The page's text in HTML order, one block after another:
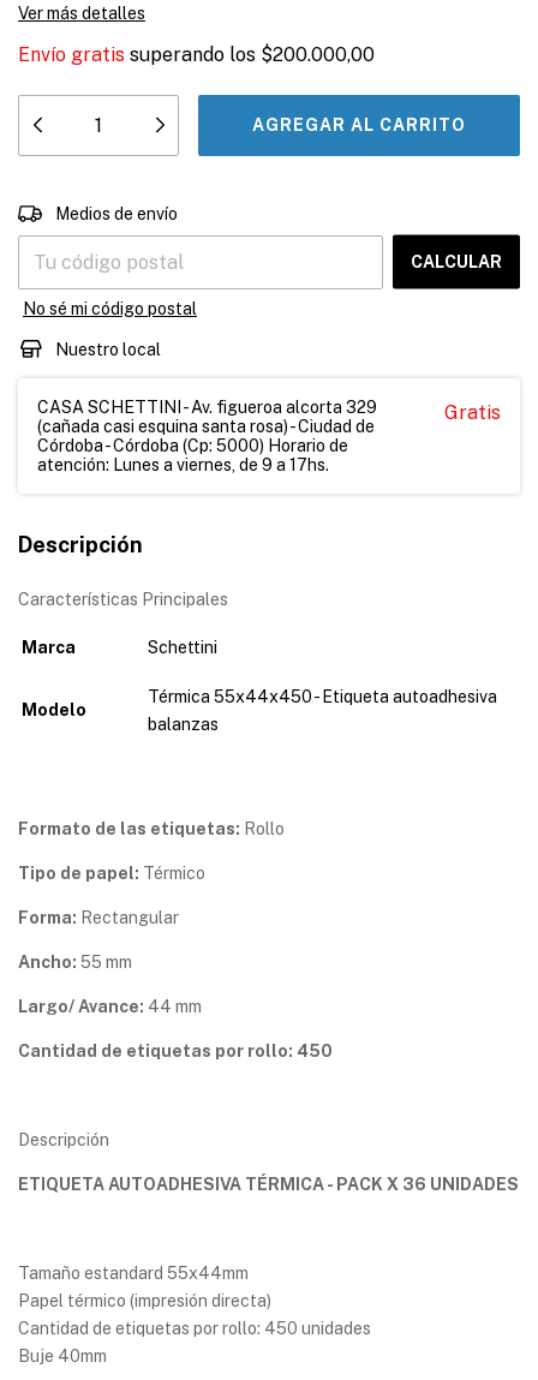
Ver más detalles
Envío gratis superando los $200.000,00
Entregas para el CP:
Medios de envío
CALCULAR
No sé mi código postal
Nuestro local
CASA SCHETTINI - Av. figueroa alcorta 329
(cañada casi esquina santa rosa) - Ciudad de
Córdoba - Córdoba (Cp: 5000) Horario de
atención: Lunes a viernes, de 9 a 17hs.
Gratis
Descripción
Características Principales
Marca Schettini
Modelo
Térmica 55x44x450 - Etiqueta autoadhesiva
balanzas
Formato de las etiquetas: Rollo
Tipo de papel: Térmico
Forma: Rectangular
Ancho: 55 mm
Largo/ Avance: 44 mm
Cantidad de etiquetas por rollo: 450
Descripción
ETIQUETA AUTOADHESIVA TÉRMICA - PACK X 36 UNIDADES
Tamaño estandard 55x44mm
Papel térmico (impresión directa)
Cantidad de etiquetas por rollo: 450 unidades
Buje 40mm